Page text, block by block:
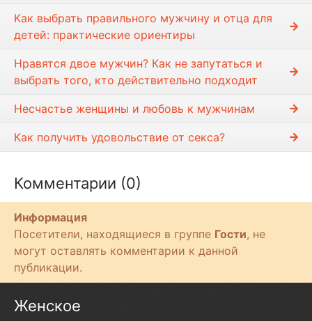
Как выбрать правильного мужчину и отца для
детей: практические ориентиры
Нравятся двое мужчин? Как не запутаться и
выбрать того, кто действительно подходит
Несчастье женщины и любовь к мужчинам
Как получить удовольствие от секса?
Комментарии (0)
Информация
Посетители, находящиеся в группе Гости, не
могут оставлять комментарии к данной
публикации.
Женское